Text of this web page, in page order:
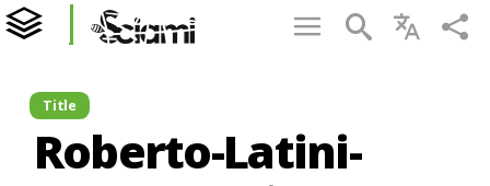
Title
Roberto-Latini-